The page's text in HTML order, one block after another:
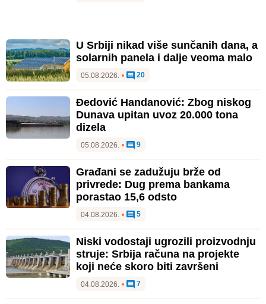
U Srbiji nikad više sunčanih dana, a
solarnih panela i dalje veoma malo
05.08.2026. • 20
Đedović Handanović: Zbog niskog
Dunava upitan uvoz 20.000 tona
dizela
05.08.2026. • 9
Građani se zadužuju brže od
privrede: Dug prema bankama
porastao 15,6 odsto
04.08.2026. • 5
Niski vodostaji ugrozili proizvodnju
struje: Srbija računa na projekte
koji neće skoro biti završeni
04.08.2026. • 7